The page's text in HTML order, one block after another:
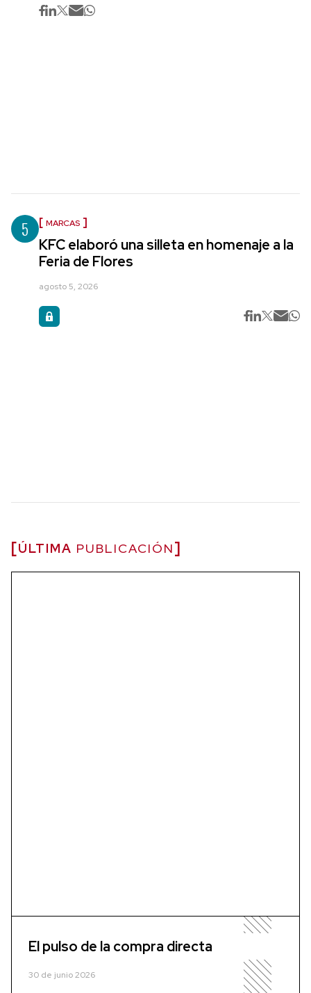
5 MARCAS
KFC elaboró una silleta en homenaje a la
Feria de Flores
agosto 5, 2026
ÚLTIMA PUBLICACIÓN
El pulso de la compra directa
30 de junio 2026